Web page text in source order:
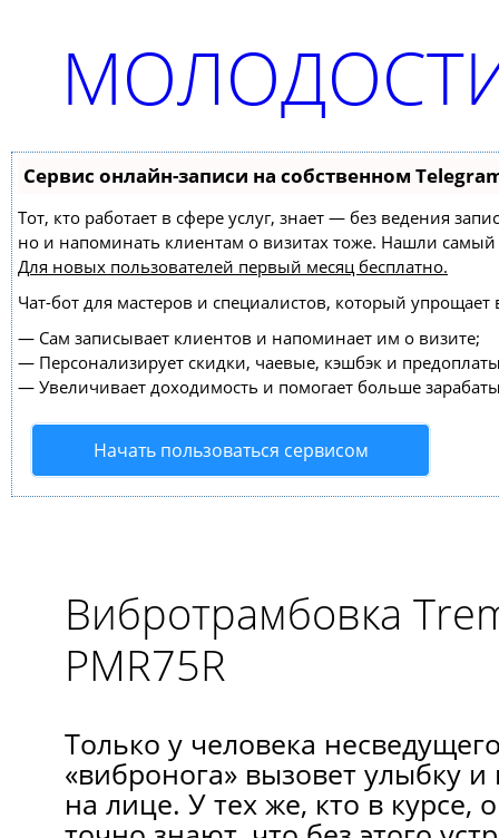
Сервис онлайн-записи на собственном
Тот, кто работает в сфере услуг, знает — без ведения
но и напоминать клиентам о визитах тоже. Нашли
Для новых пользователей первый месяц бесплатно.
Чат-бот для мастеров и специалистов, который упрощает
— Сам записывает клиентов и напоминает им о визите;
— Персонализирует скидки, чаевые, кэшбэк и
— Увеличивает доходимость и помогает больше
Начать пользоваться сервисом
Вибротрамбовка
PMR75R
Только у человека
«вибронога» вызовет улыбку
на лице. У тех же, кто в курсе,